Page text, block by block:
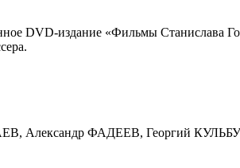
DVD-издание «Фильмы Станислава
Александр ФАДЕЕВ, Георгий